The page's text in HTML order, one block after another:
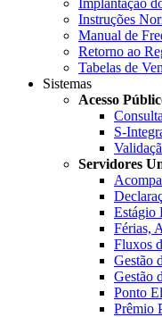
Implantação
Instruções
Manual de
Retorno ao
Tabelas de
Sistemas
Acesso
S-
Servidores
Estágio
Férias,
Fluxos
Gestão
Gestão
Ponto
Prêmio